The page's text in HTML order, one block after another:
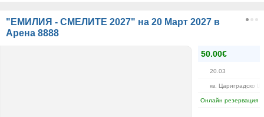
"ЕМИЛИЯ - СМЕЛИТЕ 2027" на 20 Март 2027 в
Арена 8888
50.00€
20.03
кв. Цариградско
Онлайн резервация